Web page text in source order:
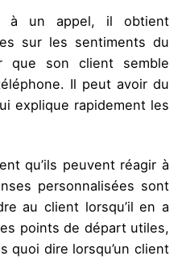
à un appel, il obtient
sur les sentiments du
que son client semble
Il peut avoir du
explique rapidement les
qu’ils peuvent réagir à
personnalisées sont
au client lorsqu’il en a
points de départ utiles,
quoi dire lorsqu’un client